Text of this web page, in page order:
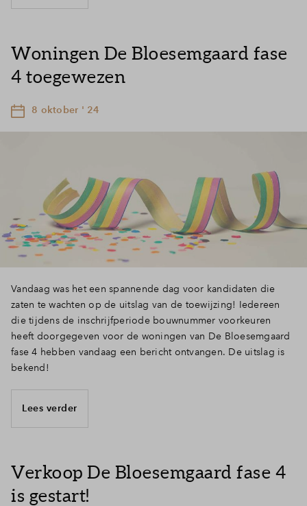
Woningen De Bloesemgaard fase
4 toegewezen
8 oktober ' 24
Vandaag was het een spannende dag voor kandidaten die
zaten te wachten op de uitslag van de toewijzing! Iedereen
die tijdens de inschrijfperiode bouwnummer voorkeuren
heeft doorgegeven voor de woningen van De Bloesemgaard
fase 4 hebben vandaag een bericht ontvangen. De uitslag is
bekend!
Lees verder
Verkoop De Bloesemgaard fase 4
is gestart!